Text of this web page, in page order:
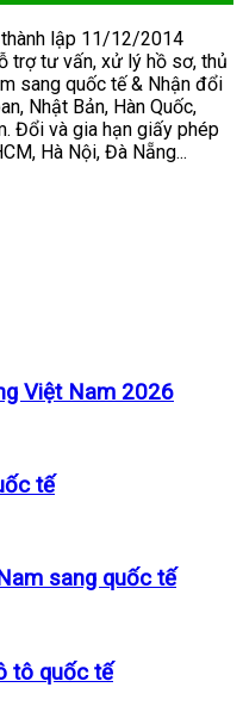
thành lập 11/12/2014
trợ tư vấn, xử lý hồ sơ, thủ
sang quốc tế & Nhận đổi
Nhật Bản, Hàn Quốc,
Đổi và gia hạn giấy phép
Hà Nội, Đà Nẵng...
Việt Nam 2026
tế
sang quốc tế
tô quốc tế